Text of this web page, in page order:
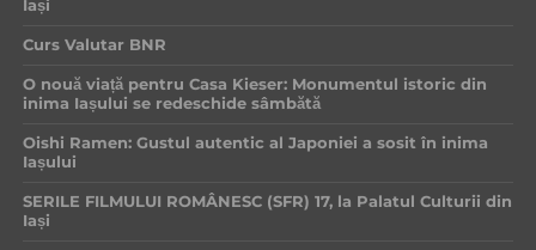
Iași
Curs Valutar BNR
O nouă viață pentru Casa Kieser: Monumentul istoric din
inima Iașului se redeschide sâmbătă
Oishi Ramen: Gustul autentic al Japoniei a sosit în inima
Iașului
SERILE FILMULUI ROMÂNESC (SFR) 17, la Palatul Culturii din
Iași